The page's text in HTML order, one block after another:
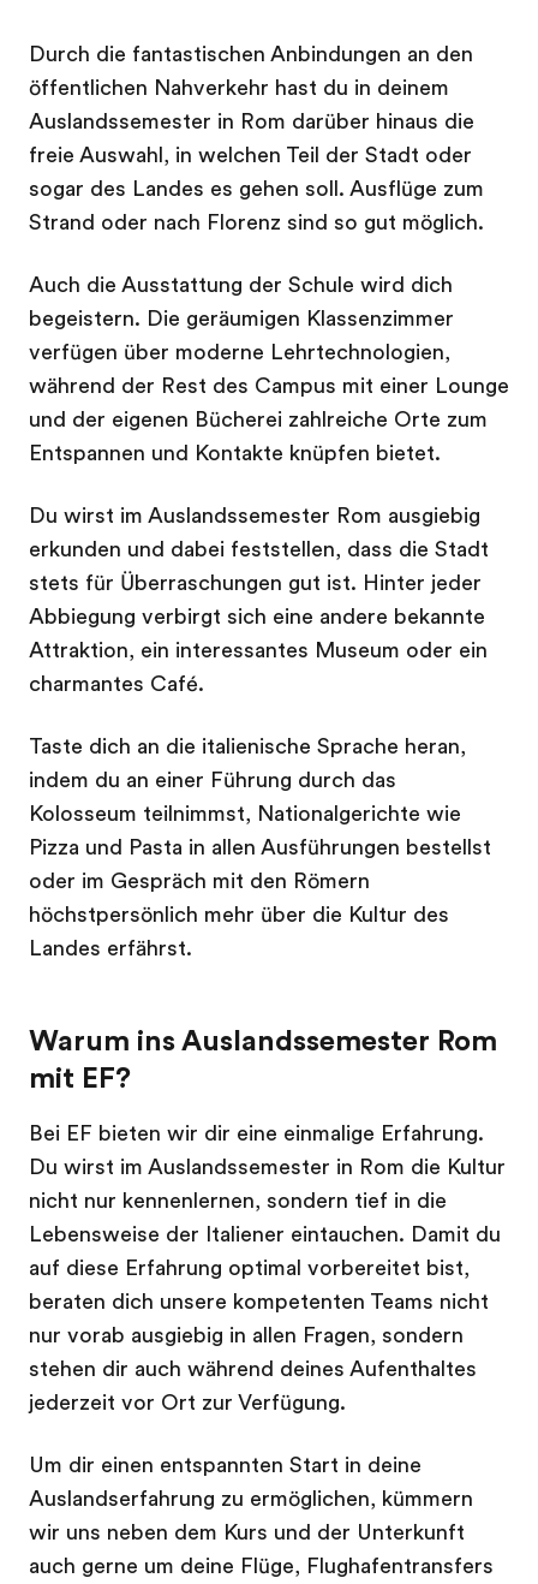
Durch die fantastischen Anbindungen an den
öffentlichen Nahverkehr hast du in deinem
Auslandssemester in Rom darüber hinaus die
freie Auswahl, in welchen Teil der Stadt oder
sogar des Landes es gehen soll. Ausflüge zum
Strand oder nach Florenz sind so gut möglich.
Auch die Ausstattung der Schule wird dich
begeistern. Die geräumigen Klassenzimmer
verfügen über moderne Lehrtechnologien,
während der Rest des Campus mit einer Lounge
und der eigenen Bücherei zahlreiche Orte zum
Entspannen und Kontakte knüpfen bietet.
Du wirst im Auslandssemester Rom ausgiebig
erkunden und dabei feststellen, dass die Stadt
stets für Überraschungen gut ist. Hinter jeder
Abbiegung verbirgt sich eine andere bekannte
Attraktion, ein interessantes Museum oder ein
charmantes Café.
Taste dich an die italienische Sprache heran,
indem du an einer Führung durch das
Kolosseum teilnimmst, Nationalgerichte wie
Pizza und Pasta in allen Ausführungen bestellst
oder im Gespräch mit den Römern
höchstpersönlich mehr über die Kultur des
Landes erfährst.
Warum ins Auslandssemester Rom
mit EF?
Bei EF bieten wir dir eine einmalige Erfahrung.
Du wirst im Auslandssemester in Rom die Kultur
nicht nur kennenlernen, sondern tief in die
Lebensweise der Italiener eintauchen. Damit du
auf diese Erfahrung optimal vorbereitet bist,
beraten dich unsere kompetenten Teams nicht
nur vorab ausgiebig in allen Fragen, sondern
stehen dir auch während deines Aufenthaltes
jederzeit vor Ort zur Verfügung.
Um dir einen entspannten Start in deine
Auslandserfahrung zu ermöglichen, kümmern
wir uns neben dem Kurs und der Unterkunft
auch gerne um deine Flüge, Flughafentransfers